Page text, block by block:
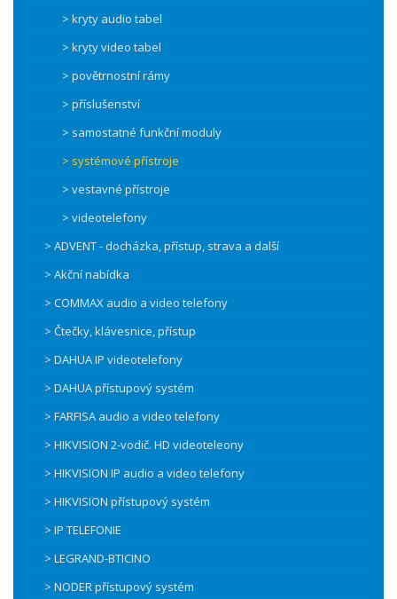
> kryty audio tabel
> kryty video tabel
> povětrnostní rámy
> příslušenství
> samostatné funkční moduly
> systémové přístroje
> vestavné přístroje
> videotelefony
> ADVENT - docházka, přístup, strava a další
> Akční nabídka
> COMMAX audio a video telefony
> Čtečky, klávesnice, přístup
> DAHUA IP videotelefony
> DAHUA přístupový systém
> FARFISA audio a video telefony
> HIKVISION 2-vodič. HD videoteleony
> HIKVISION IP audio a video telefony
> HIKVISION přístupový systém
> IP TELEFONIE
> LEGRAND-BTICINO
> NODER přístupový systém